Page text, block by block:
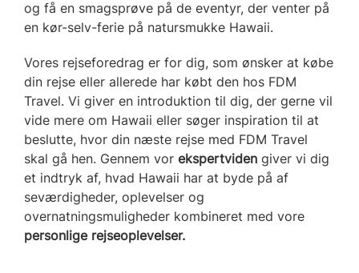
og få en smagsprøve på de eventyr, der venter på
en kør-selv-ferie på natursmukke Hawaii.
Vores rejseforedrag er for dig, som ønsker at købe
din rejse eller allerede har købt den hos FDM
Travel. Vi giver en introduktion til dig, der gerne vil
vide mere om Hawaii eller søger inspiration til at
beslutte, hvor din næste rejse med FDM Travel
skal gå hen. Gennem vor ekspertviden giver vi dig
et indtryk af, hvad Hawaii har at byde på af
seværdigheder, oplevelser og
overnatningsmuligheder kombineret med vore
personlige rejseoplevelser.